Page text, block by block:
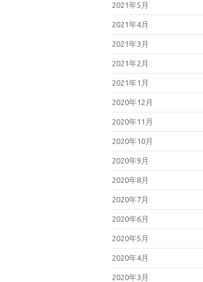
2021年5月
2021年4月
2021年3月
2021年2月
2021年1月
2020年12月
2020年11月
2020年10月
2020年9月
2020年8月
2020年7月
2020年6月
2020年5月
2020年4月
2020年3月